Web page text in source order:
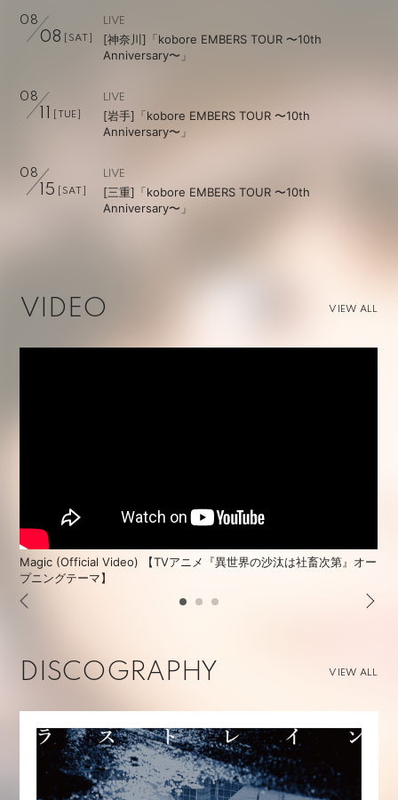
08
08 [SAT]
LIVE
[神奈川]「kobore EMBERS TOUR 〜10th
Anniversary〜」
08
[TUE]
LIVE
[岩手]「kobore EMBERS TOUR 〜10th
Anniversary〜」
08
15 [SAT]
LIVE
[三重]「kobore EMBERS TOUR 〜10th
Anniversary〜」
VIDEO VIEW ALL
Magic (Official Video) 【TVアニメ『異世界の沙汰は社畜次第』オー
プニングテーマ】
DISCOGRAPHY VIEW ALL